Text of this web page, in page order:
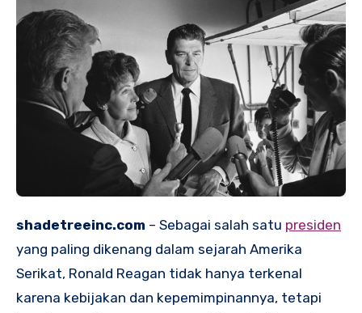
shadetreeinc.com – Sebagai salah satu presiden
yang paling dikenang dalam sejarah Amerika
Serikat, Ronald Reagan tidak hanya terkenal
karena kebijakan dan kepemimpinannya, tetapi